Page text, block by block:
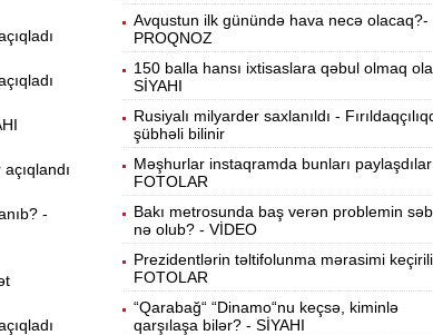
-
Bloomberg
15:27
Bakıdan “İsrail bazası“ iddialarına
cavab:“Addım-addım gəzək, İsrailə
nəsə varmı?“
15:12
Son 200 ildə dünya iqtisadiyyatının
liderləri kimlər olub? -Siyahı
14:58 Türkiyə ordusunda bir ilk:
Özlem Karapınar general oldu
14:42
Mərkəzi Bank yoxlama apardı:
“Manato“ 50, rəhbəri 10 min manat
cərimələndi
Avqustun ilk günündə hava necə olacaq?-
PROQNOZ
150 balla hansı ixtisaslara qəbul olmaq
SİYAHI
Rusiyalı milyarder saxlanıldı -
şübhəli bilinir
Məşhurlar instaqramda bunları
FOTOLAR
Bakı metrosunda baş verən problemin
nə olub? - VİDEO
Prezidentlərin təltifolunma mərasimi
FOTOLAR
“Qarabağ“ “Dinamo“nu keçsə, kiminlə
qarşılaşa bilər? - SİYAHI